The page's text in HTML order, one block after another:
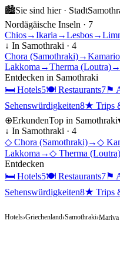
🏙Sie sind hier · Stadt
Nordägäische Inseln · 7
Chios→Ikaria →Lesbos→
↓ In Samothraki · 4
Chora (Samothraki)→
Lakkoma →Therma (Loutra)→
Entdecken in Samothraki
🛏 Hotels5🍽 Restaurants7⚑
Sehenswürdigkeiten8★ Trips
⊕ErkundenTop in Samothraki
↓ In Samothraki · 4
◇ Chora (Samothraki)→◇
Lakkoma →◇ Therma (Loutra)
Entdecken
🛏 Hotels5🍽 Restaurants7⚑
Sehenswürdigkeiten8★ Trips
Hotels›Griechenland›Samothraki›